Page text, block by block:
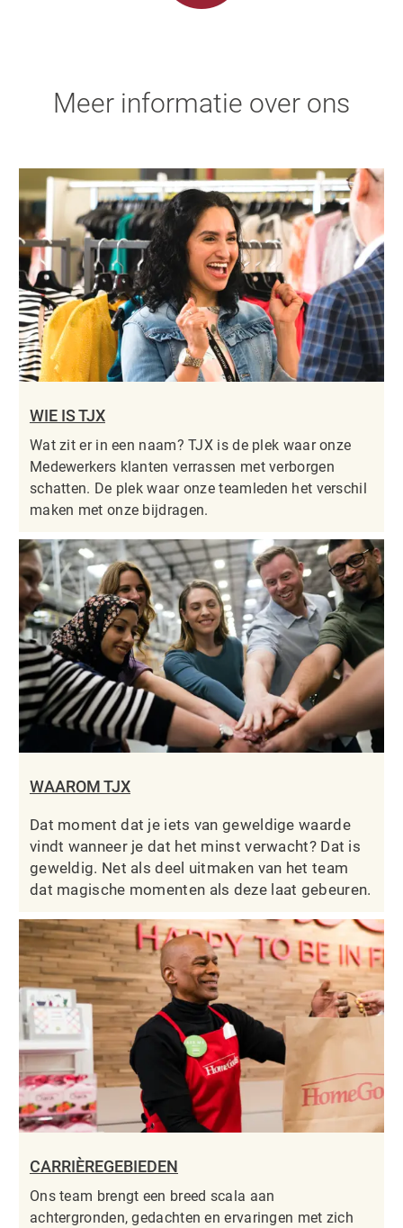
Meer informatie over ons
WIE IS TJX
Wat zit er in een naam? TJX is de plek waar onze
Medewerkers klanten verrassen met verborgen
schatten. De plek waar onze teamleden het verschil
maken met onze bijdragen.
WAAROM TJX
Dat moment dat je iets van geweldige waarde
vindt wanneer je dat het minst verwacht? Dat is
geweldig. Net als deel uitmaken van het team
dat magische momenten als deze laat gebeuren.
CARRIÈREGEBIEDEN
Ons team brengt een breed scala aan
achtergronden, gedachten en ervaringen met zich